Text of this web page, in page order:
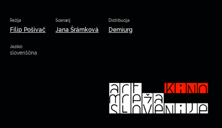
Režija
Filip Pošivač
Scenarij
Jana Šrámková
Distribucija
Demiurg
Jezik(i)
slovenščina